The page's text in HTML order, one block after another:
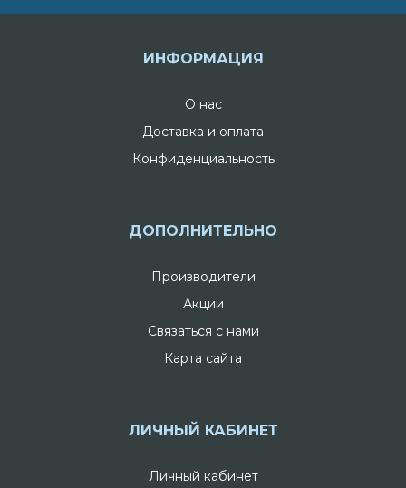
ИНФОРМАЦИЯ
О нас
Доставка и оплата
Конфиденциальность
ДОПОЛНИТЕЛЬНО
Производители
Акции
Связаться с нами
Карта сайта
ЛИЧНЫЙ КАБИНЕТ
Личный кабинет